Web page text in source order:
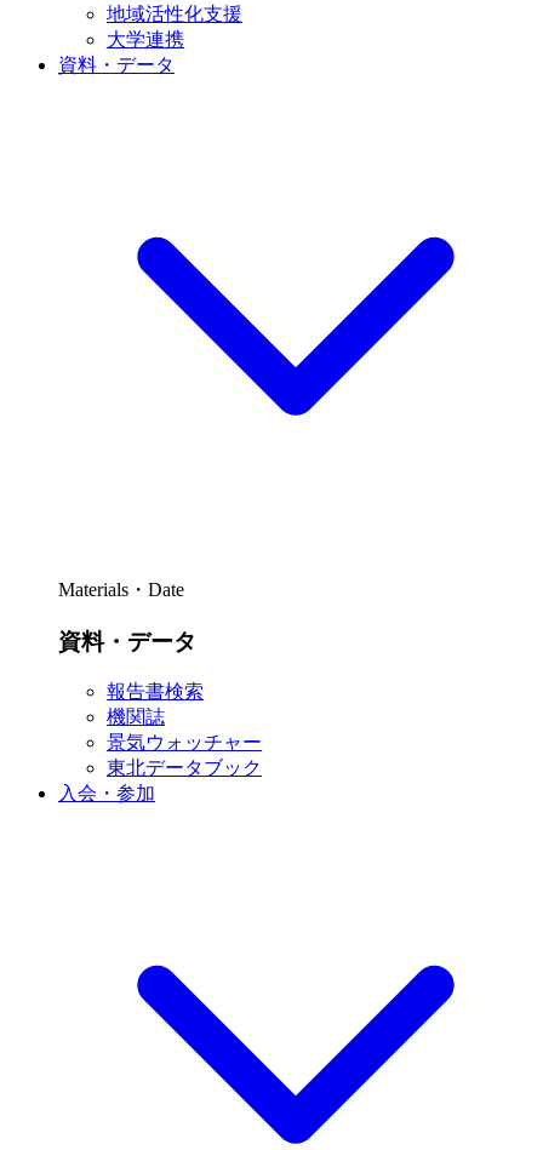
地域活性化支援
大学連携
資料・データ
Materials・Date
資料・データ
報告書検索
機関誌
景気ウォッチャー
東北データブック
入会・参加